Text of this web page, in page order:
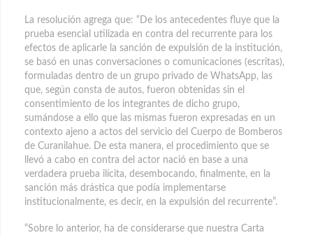
La resolución agrega que: “De los antecedentes fluye que la
prueba esencial utilizada en contra del recurrente para los
efectos de aplicarle la sanción de expulsión de la institución,
se basó en unas conversaciones o comunicaciones (escritas),
formuladas dentro de un grupo privado de WhatsApp, las
que, según consta de autos, fueron obtenidas sin el
consentimiento de los integrantes de dicho grupo,
sumándose a ello que las mismas fueron expresadas en un
contexto ajeno a actos del servicio del Cuerpo de Bomberos
de Curanilahue. De esta manera, el procedimiento que se
llevó a cabo en contra del actor nació en base a una
verdadera prueba ilícita, desembocando, finalmente, en la
sanción más drástica que podía implementarse
institucionalmente, es decir, en la expulsión del recurrente”.
“Sobre lo anterior, ha de considerarse que nuestra Carta